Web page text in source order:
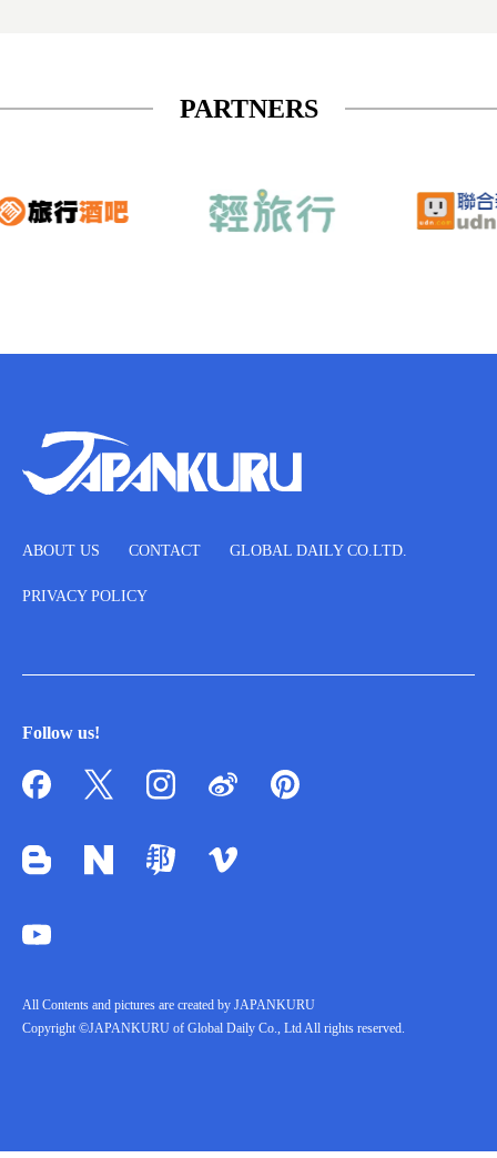
PARTNERS
ABOUT US CONTACT GLOBAL DAILY CO.LTD.
PRIVACY POLICY
Follow us!
All Contents and pictures are created by JAPANKURU
Copyright ©JAPANKURU of Global Daily Co., Ltd All rights reserved.